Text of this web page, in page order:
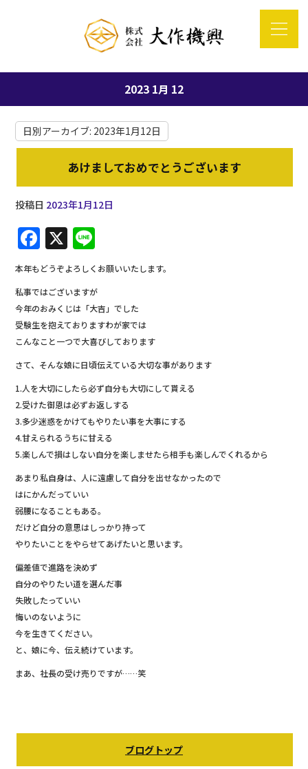
2023 1月 12
日別アーカイブ: 2023年1月12日
あけましておめでとうございます
投稿日 2023年1月12日
F
a
c
e
b
o
o
k
X
n
e
本年もどうぞよろしくお願いいたします。
私事ではございますが
今年のおみくじは「大吉」でした
受験生を抱えておりますわが家では
こんなこと一つで大喜びしております
さて、そんな娘に日頃伝えている大切な事があります
1.人を大切にしたら必ず自分も大切にして貰える
2.受けた御恩は必ずお返しする
3.多少迷惑をかけてもやりたい事を大事にする
4.甘えられるうちに甘える
5.楽しんで損はしない自分を楽しませたら相手も楽しんでくれるから
あまり私自身は、人に遠慮して自分を出せなかったので
はにかんだっていい
弱腰になることもある。
だけど自分の意思はしっかり持って
やりたいことをやらせてあげたいと思います。
偏差値で進路を決めず
自分のやりたい道を選んだ事
失敗したっていい
悔いのないように
今を生きてください。
と、娘に今、伝え続けています。
まあ、社長の受け売りですが……笑
ブログトップ